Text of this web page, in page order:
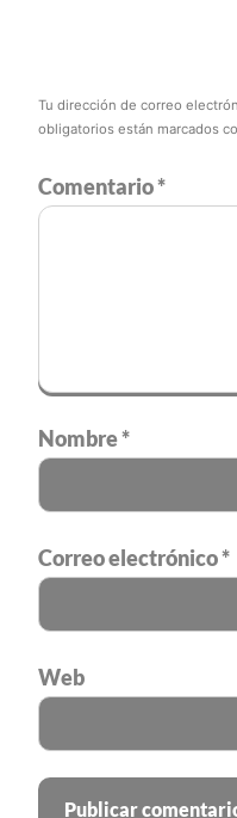
Tu dirección de correo
obligatorios están marcados
Comentario*
Nombre*
Correo electrónico*
Web